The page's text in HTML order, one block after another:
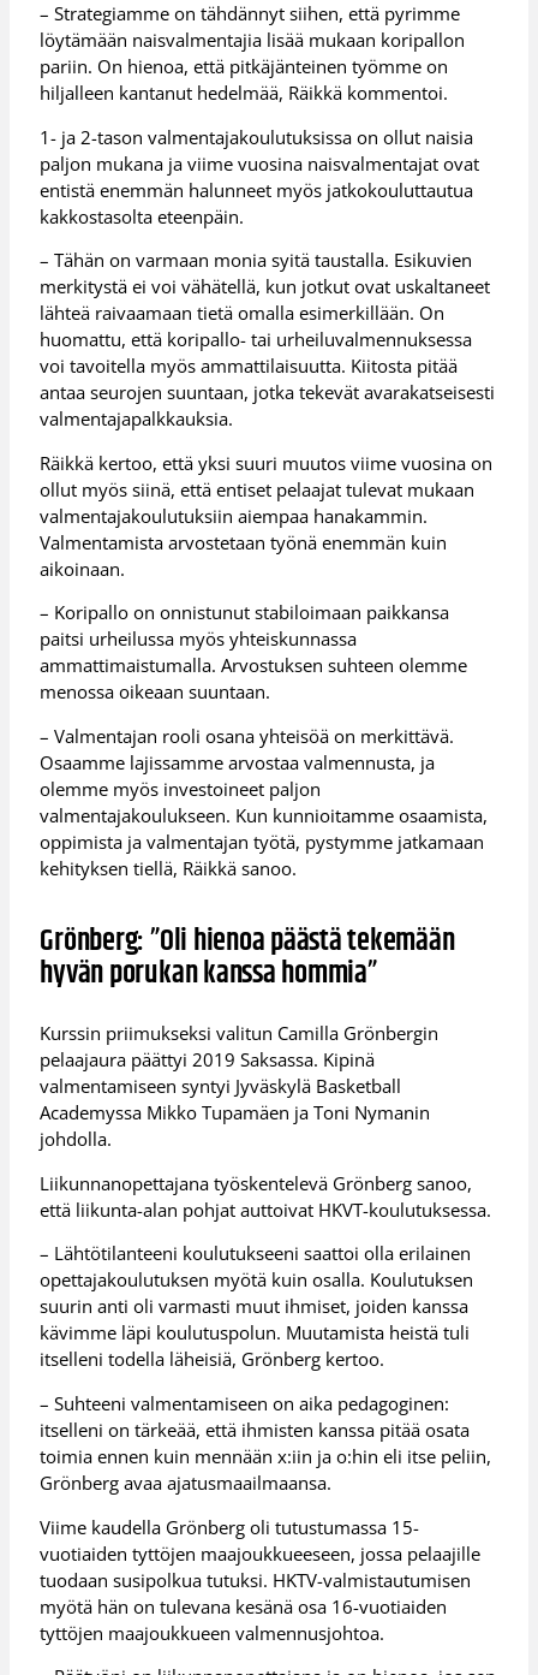
– Strategiamme on tähdännyt siihen, että pyrimme
löytämään naisvalmentajia lisää mukaan koripallon
pariin. On hienoa, että pitkäjänteinen työmme on
hiljalleen kantanut hedelmää, Räikkä kommentoi.
1- ja 2-tason valmentajakoulutuksissa on ollut naisia
paljon mukana ja viime vuosina naisvalmentajat ovat
entistä enemmän halunneet myös jatkokouluttautua
kakkostasolta eteenpäin.
– Tähän on varmaan monia syitä taustalla. Esikuvien
merkitystä ei voi vähätellä, kun jotkut ovat uskaltaneet
lähteä raivaamaan tietä omalla esimerkillään. On
huomattu, että koripallo- tai urheiluvalmennuksessa
voi tavoitella myös ammattilaisuutta. Kiitosta pitää
antaa seurojen suuntaan, jotka tekevät avarakatseisesti
valmentajapalkkauksia.
Räikkä kertoo, että yksi suuri muutos viime vuosina on
ollut myös siinä, että entiset pelaajat tulevat mukaan
valmentajakoulutuksiin aiempaa hanakammin.
Valmentamista arvostetaan työnä enemmän kuin
aikoinaan.
– Koripallo on onnistunut stabiloimaan paikkansa
paitsi urheilussa myös yhteiskunnassa
ammattimaistumalla. Arvostuksen suhteen olemme
menossa oikeaan suuntaan.
– Valmentajan rooli osana yhteisöä on merkittävä.
Osaamme lajissamme arvostaa valmennusta, ja
olemme myös investoineet paljon
valmentajakoulukseen. Kun kunnioitamme osaamista,
oppimista ja valmentajan työtä, pystymme jatkamaan
kehityksen tiellä, Räikkä sanoo.
Grönberg: ”Oli hienoa päästä tekemään
hyvän porukan kanssa hommia”
Kurssin priimukseksi valitun Camilla Grönbergin
pelaajaura päättyi 2019 Saksassa. Kipinä
valmentamiseen syntyi Jyväskylä Basketball
Academyssa Mikko Tupamäen ja Toni Nymanin
johdolla.
Liikunnanopettajana työskentelevä Grönberg sanoo,
että liikunta-alan pohjat auttoivat HKVT-koulutuksessa.
– Lähtötilanteeni koulutukseeni saattoi olla erilainen
opettajakoulutuksen myötä kuin osalla. Koulutuksen
suurin anti oli varmasti muut ihmiset, joiden kanssa
kävimme läpi koulutuspolun. Muutamista heistä tuli
itselleni todella läheisiä, Grönberg kertoo.
– Suhteeni valmentamiseen on aika pedagoginen:
itselleni on tärkeää, että ihmisten kanssa pitää osata
toimia ennen kuin mennään x:iin ja o:hin eli itse peliin,
Grönberg avaa ajatusmaailmaansa.
Viime kaudella Grönberg oli tutustumassa 15-
vuotiaiden tyttöjen maajoukkueeseen, jossa pelaajille
tuodaan susipolkua tutuksi. HKTV-valmistautumisen
myötä hän on tulevana kesänä osa 16-vuotiaiden
tyttöjen maajoukkueen valmennusjohtoa.